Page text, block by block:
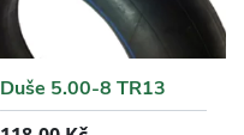
Duše 5.00-8 TR13